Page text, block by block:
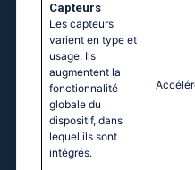
Capteurs
Les capteurs
varient en type et
usage. Ils
augmentent la
fonctionnalité
globale du
dispositif, dans
lequel ils sont
intégrés.